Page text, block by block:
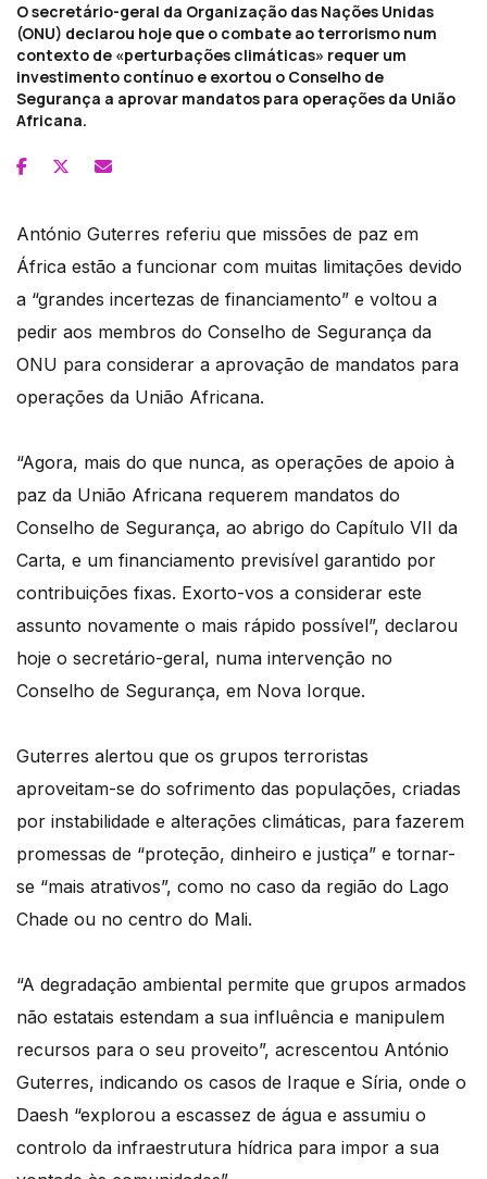
O secretário-geral da Organização das Nações Unidas
(ONU) declarou hoje que o combate ao terrorismo num
contexto de «perturbações climáticas» requer um
investimento contínuo e exortou o Conselho de
Segurança a aprovar mandatos para operações da União
Africana.
António Guterres referiu que missões de paz em
África estão a funcionar com muitas limitações devido
a “grandes incertezas de financiamento” e voltou a
pedir aos membros do Conselho de Segurança da
ONU para considerar a aprovação de mandatos para
operações da União Africana.
“Agora, mais do que nunca, as operações de apoio à
paz da União Africana requerem mandatos do
Conselho de Segurança, ao abrigo do Capítulo VII da
Carta, e um financiamento previsível garantido por
contribuições fixas. Exorto-vos a considerar este
assunto novamente o mais rápido possível”, declarou
hoje o secretário-geral, numa intervenção no
Conselho de Segurança, em Nova Iorque.
Guterres alertou que os grupos terroristas
aproveitam-se do sofrimento das populações, criadas
por instabilidade e alterações climáticas, para fazerem
promessas de “proteção, dinheiro e justiça” e tornar-
se “mais atrativos”, como no caso da região do Lago
Chade ou no centro do Mali.
“A degradação ambiental permite que grupos armados
não estatais estendam a sua influência e manipulem
recursos para o seu proveito”, acrescentou António
Guterres, indicando os casos de Iraque e Síria, onde o
Daesh “explorou a escassez de água e assumiu o
controlo da infraestrutura hídrica para impor a sua